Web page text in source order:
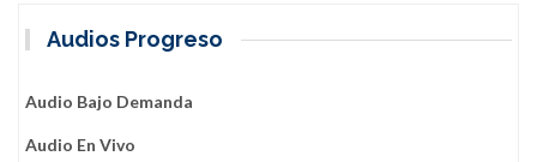
Audios Progreso
Audio Bajo Demanda
Audio En Vivo